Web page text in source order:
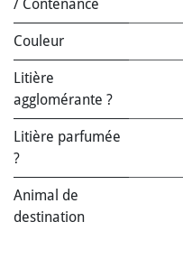
/ Contenance
Couleur
Litière
agglomérante ?
Litière parfumée
?
Animal de
destination